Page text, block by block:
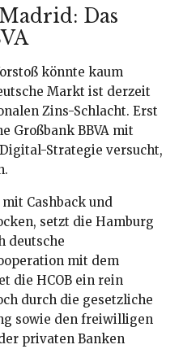
Das
könnte kaum
Markt ist derzeit
Zins-Schlacht. Erst
Großbank BBVA mit
Strategie versucht,
Cashback und
setzt die Hamburg
deutsche
mit dem
die HCOB ein rein
durch die gesetzliche
sowie den freiwilligen
privaten Banken